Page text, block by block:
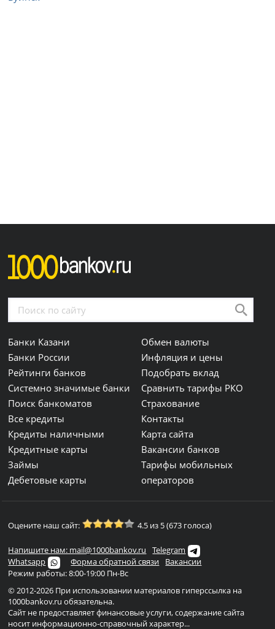
Банки Казани
Банки России
Рейтинги банков
Системно значимые банки
Поиск банкоматов
Все кредиты
Кредиты наличными
Кредитные карты
Займы
Дебетовые карты
Обмен валюты
Инфляция и цены
Подобрать вклад
Сравнить тарифы РКО
Страхование
Контакты
Карта сайта
Вакансии банков
Тарифы мобильных
операторов
Оцените наш сайт: 4.5 из 5 (673 голоса)
Напишите нам: mail@1000bankov.ru
Telegram
Whatsapp
Форма обратной связи
Вакансии
Режим работы: 8:00-19:00 Пн-Вс
© 2012-2026 При использовании материалов гиперссылка на
1000bankov.ru обязательна.
Сайт не предоставляет финансовые услуги, содержание сайта
носит информационно-справочный характер...